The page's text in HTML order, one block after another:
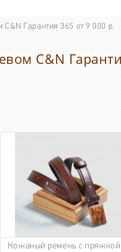
Гарантия 365 от 9 000 р.
C&N
Кожаный ремень с пряжкой